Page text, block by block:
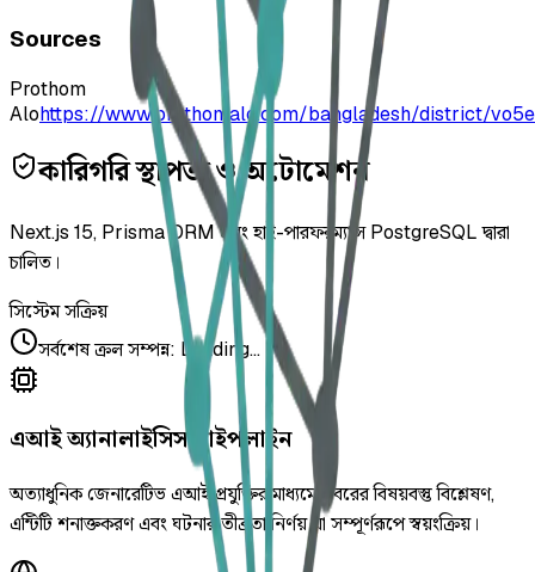
Sources
Prothom
Alohttps://www.prothomalo.com/bangladesh/district/
কারিগরি স্থাপত্য ও অটোমেশন
Next.js 15, Prisma ORM এবং হাই-পারফরম্যান্স PostgreSQL দ্বারা
চালিত।
সিস্টেম সক্রিয়
সর্বশেষ ক্রল সম্পন্ন: Loading...
এআই অ্যানালাইসিস পাইপলাইন
অত্যাধুনিক জেনারেটিভ এআই প্রযুক্তির মাধ্যমে খবরের বিষয়বস্তু বিশ্লেষণ,
এন্টিটি শনাক্তকরণ এবং ঘটনার তীব্রতা নির্ণয় যা সম্পূর্ণরূপে স্বয়ংক্রিয়।